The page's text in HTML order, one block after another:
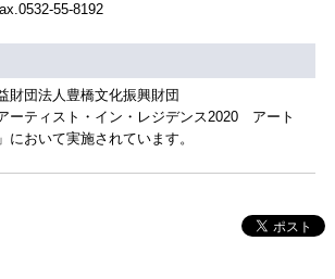
55-8192
財団法人豊橋文化振興財団
ーティスト・イン・レジデンス2020 アート
において実施されています。